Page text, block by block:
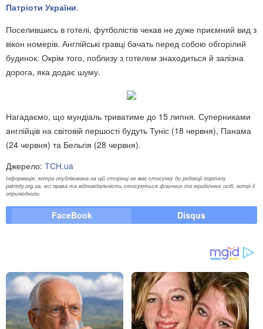
Патріоти України.
Поселившись в готелі, футболістів чекав не дуже приємний вид з
вікон номерів. Англійські гравці бачать перед собою обгорілий
будинок. Окрім того, поблизу з готелем знаходиться й залізна
дорога, яка додає шуму.
Нагадаємо, що мундіаль триватиме до 15 липня. Суперниками
англійців на світовій першості будуть Туніс (18 червня), Панама
(24 червня) та Бельгія (28 червня).
Джерело: ТСН.ua
Інформація, котра опублікована на цій сторінці не має стосунку до редакції порталу
patrioty.org.ua, всі права та відповідальність стосуються фізичних та юридичних осіб, котрі її
оприлюднили.
FaceBook Disqus